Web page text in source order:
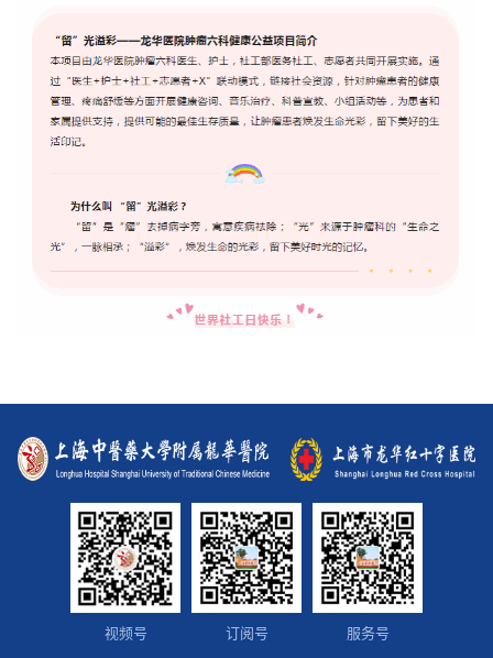
视频号 订阅号 服务号